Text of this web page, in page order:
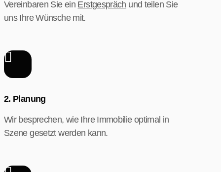
Vereinbaren Sie ein Erstgespräch und teilen Sie
uns Ihre Wünsche mit.
2. Planung
Wir besprechen, wie Ihre Immobilie optimal in
Szene gesetzt werden kann.